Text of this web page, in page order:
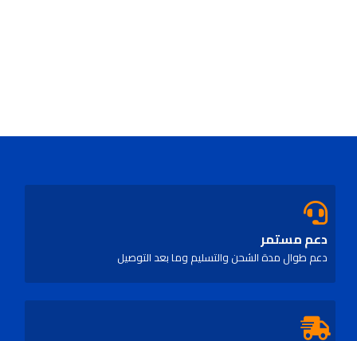
دعم مستمر
دعم طوال مدة الشحن والتسليم وما بعد التوصيل